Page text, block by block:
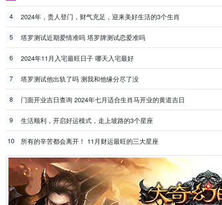
4 2024年，贵人登门，财气充足，迎来美好生活的3个生肖
5 塔罗测试近期爱情准吗 塔罗牌测试恋爱准吗
6 2024年11月入宅最旺日子 哪天入宅最好
7 塔罗测试他出轨了吗 测我和他缘分尽了没
8 门面开业吉日查询 2024年七月适合生肖马开业的黄道吉日
9 生活顺利，开启好运模式，走上坡路的3个星座
10 所有的辛苦都会离开！ 11月财运最旺的三大星座